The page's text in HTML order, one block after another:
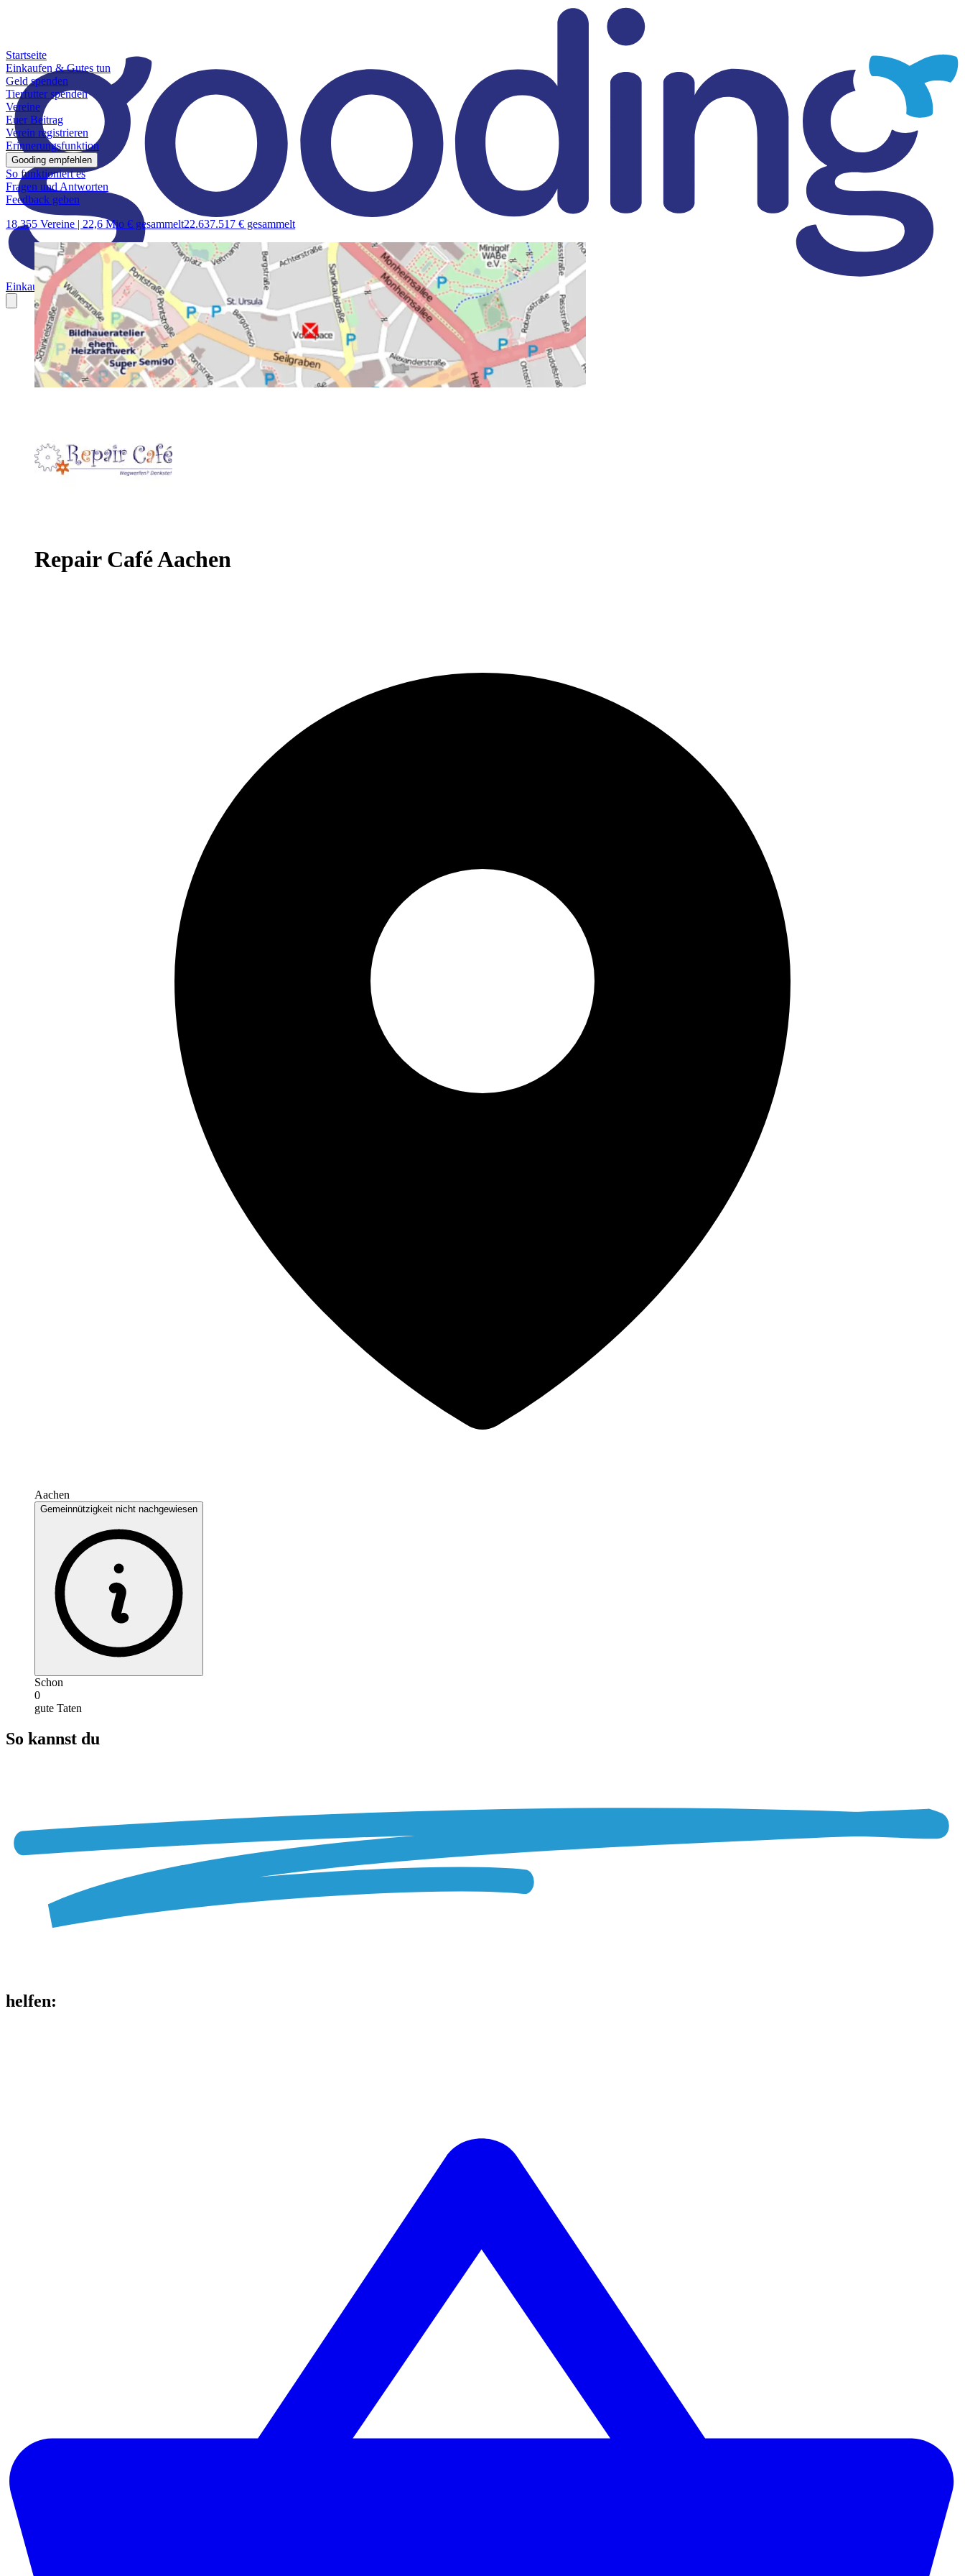
Einkaufen & Gutes tun Geld spendenTierfutter spenden Vereine Euer Beitrag
Startseite
Einkaufen & Gutes tun
Geld spenden
Tierfutter spenden
Vereine
Euer Beitrag
Verein registrieren
Erinnerungsfunktion
Gooding empfehlen
So funktioniert es
Fragen und Antworten
Feedback geben
18.355 Vereine | 22,6 Mio € gesammelt22.637.517 € gesammelt
Repair Café Aachen
Aachen
Gemeinnützigkeit nicht nachgewiesen
Schon
0
gute Taten
So kannst du
helfen: